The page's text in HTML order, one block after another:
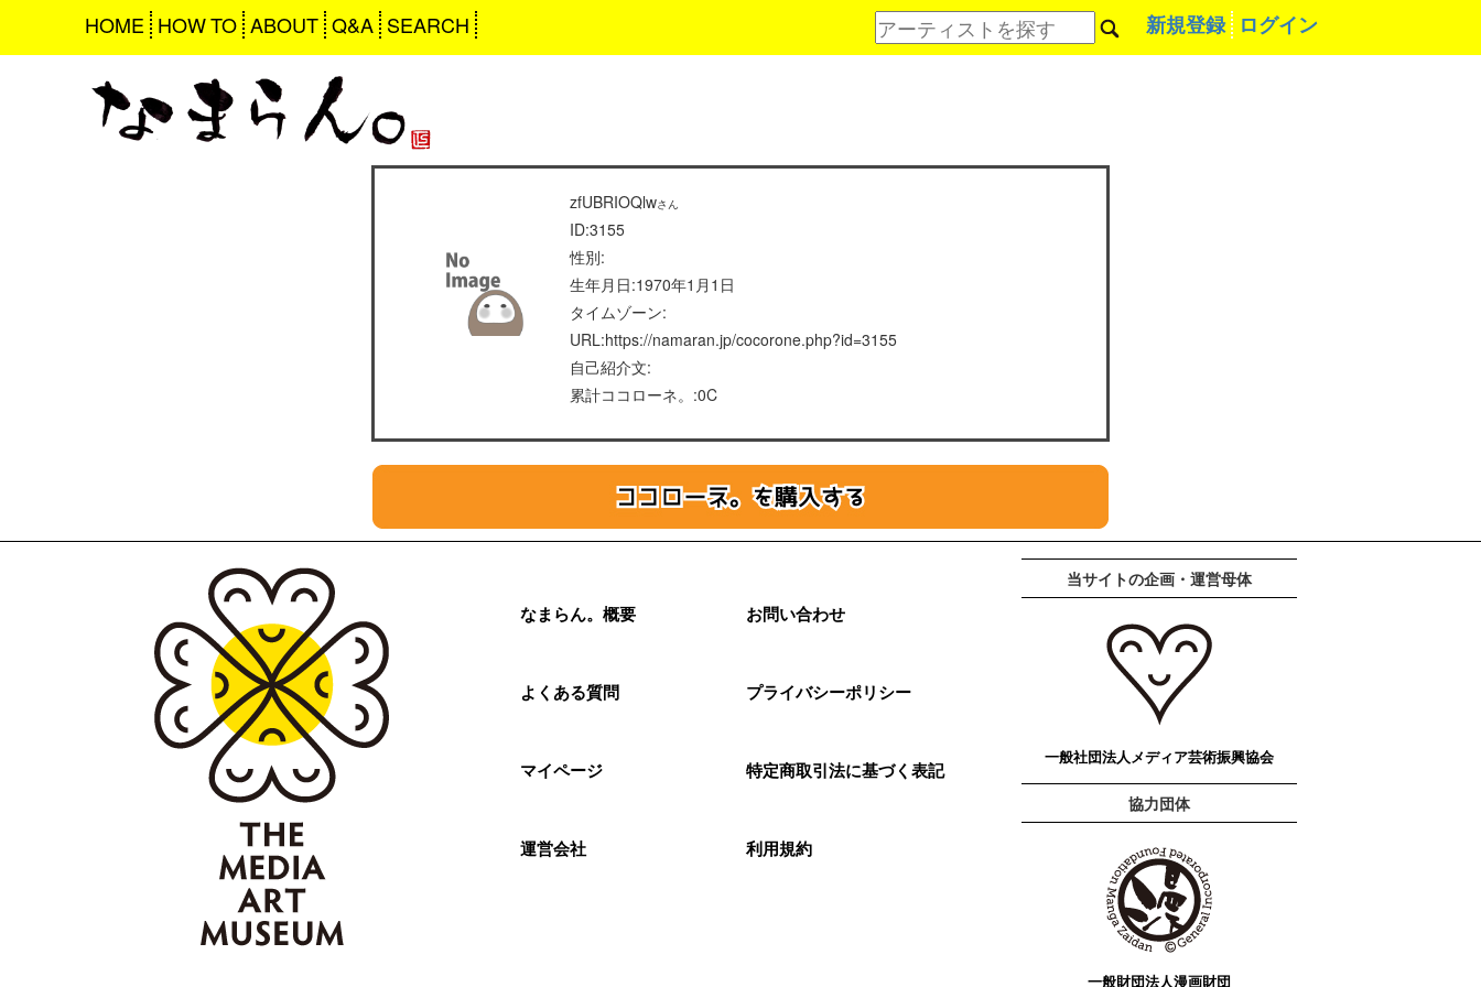
HOME HOW TO ABOUT Q&A SEARCH 新規登録 ログイン
zfUBRIOQlwさん
ID:3155
性別:
生年月日:1970年1月1日
タイムゾーン:
URL:https://namaran.jp/cocorone.php?id=3155
自己紹介文:
累計ココローネ。:0C
なまらん。概要
よくある質問
マイページ
運営会社
お問い合わせ
プライバシーポリシー
特定商取引法に基づく表記
利用規約
当サイトの企画・運営母体
一般社団法人メディア芸術振興協会
協力団体
一般財団法人漫画財団